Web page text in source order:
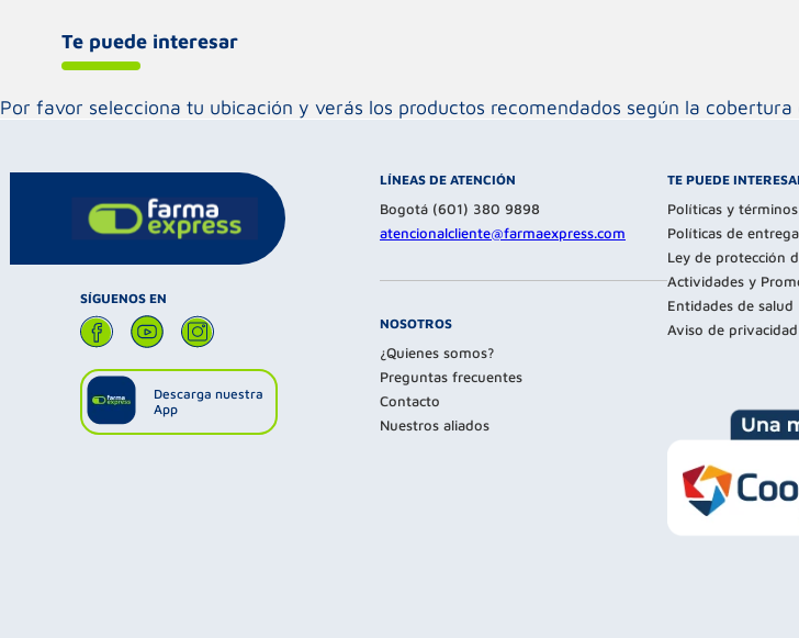
Te puede interesar
Por favor selecciona tu ubicación y verás los productos recomendados según la cobertura
SÍGUENOS EN
Descarga nuestra
App
LÍNEAS DE ATENCIÓN
Bogotá (601) 380 9898
atencionalcliente@farmaexpress.com
NOSOTROS
¿Quienes somos?
Preguntas frecuentes
Contacto
Nuestros aliados
TE PUEDE
Políticas y
Políticas de
Ley de protección
Actividades y
Entidades de salud
Aviso de privacidad